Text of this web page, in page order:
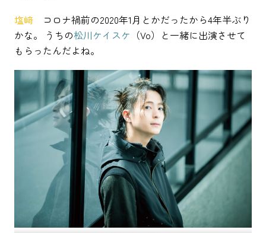
塩﨑 コロナ禍前の2020年1月とかだったから4年半ぶり
かな。 うちの松川ケイスケ （Vo）と一緒に出演させて
もらったんだよね。